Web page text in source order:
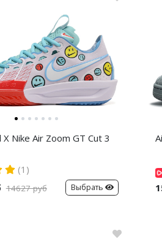
X Nike Air Zoom GT Cut 3
(1)
14627 руб Выбрать